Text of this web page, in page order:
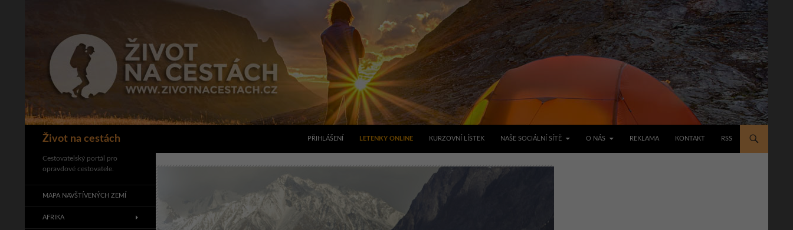
Život na cestách
Hledat
PŘIHLÁŠENÍ LETENKY ONLINE KURZOVNÍ LÍSTEK NAŠE SOCIÁLNÍ SÍTĚ O NÁS REKLAMA KONTAKT RSS
Cestovatelský portál pro
opravdové cestovatele.
MAPA NAVŠTÍVENÝCH ZEMÍ
AFRIKA